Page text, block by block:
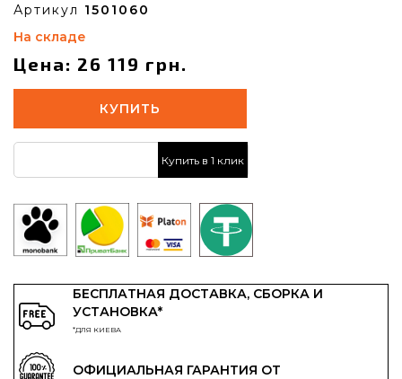
Артикул 1501060
На складе
Цена: 26 119 грн.
КУПИТЬ
Купить в 1 клик
БЕСПЛАТНАЯ ДОСТАВКА, СБОРКА И
УСТАНОВКА*
*ДЛЯ КИЕВА
ОФИЦИАЛЬНАЯ ГАРАНТИЯ ОТ